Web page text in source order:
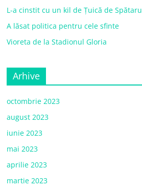
L-a cinstit cu un kil de Țuică de Spătaru
A lăsat politica pentru cele sfinte
Vioreta de la Stadionul Gloria
Arhive
octombrie 2023
august 2023
iunie 2023
mai 2023
aprilie 2023
martie 2023